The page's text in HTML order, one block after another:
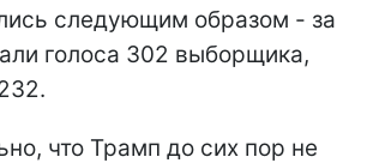
следующим образом - за
голоса 302 выборщика,
что Трамп до сих пор не